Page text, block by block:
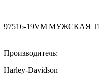
97516-19VM МУЖСКАЯ
Производитель:
Harley-Davidson